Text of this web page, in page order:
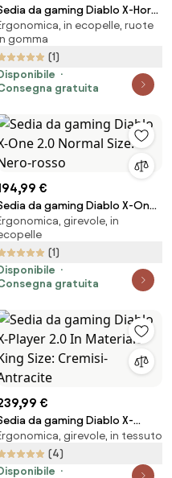
da gaming Diablo X-Horn
Normal Size, Nero-rosso
in ecopelle, ruote
gomma
(1)
gratuita
€
da gaming Diablo X-One
Normal Size: Nero-rosso
girevole, in
(1)
gratuita
€
da gaming Diablo X-
2.0 In Materiale King Size:
Antracite
girevole, in tessuto
(4)